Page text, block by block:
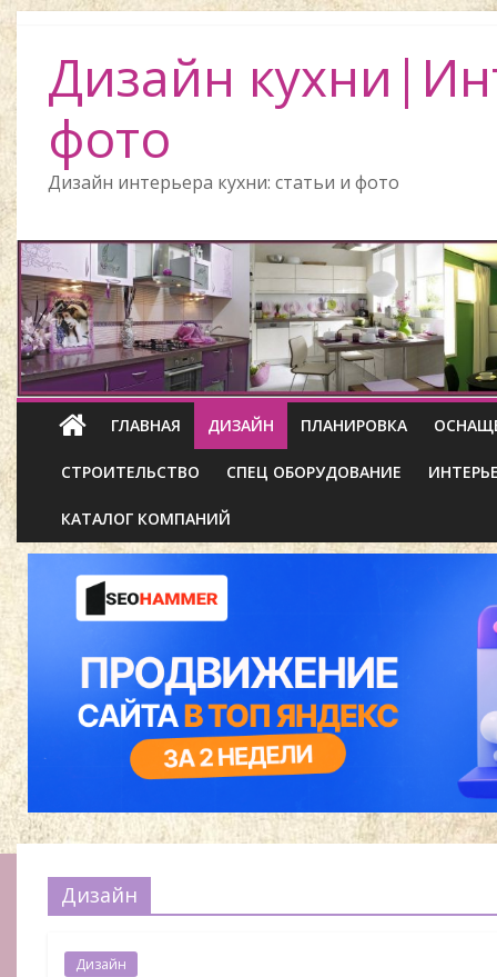
Дизайн
фото
Дизайн интерьера кухни: статьи и фото
ГЛАВНАЯ ДИЗАЙН ПЛАНИРОВКА
СТРОИТЕЛЬСТВО СПЕЦ ОБОРУДОВАНИЕ
КАТАЛОГ КОМПАНИЙ
Дизайн
Дизайн